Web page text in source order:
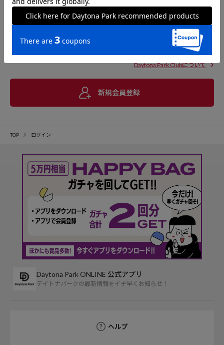
Daytona Park Clubについて
新規会員登録
TOP ログイン
Daytona Park ONLINE 公式アプリ
デイトナパークの最新情報をイチ早くお知らせ！
ヘルプ